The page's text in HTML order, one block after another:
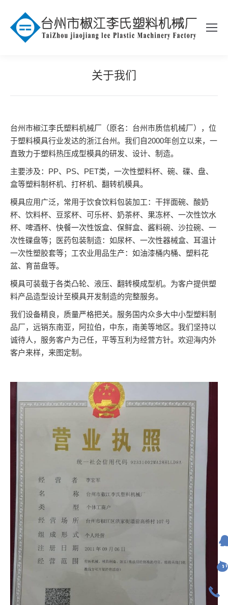
关于我们
台州市椒江李氏塑料机械厂（原名：台州市质信机械厂），位
于塑料模具行业发达的浙江台州。我们自2000年创立以来，一
直致力于塑料热压成型模具的研发、设计、制造。
主要涉及：PP、PS、PET类，一次性塑料杯、碗、碟、盘、
盒等塑料制杯机、打杯机、翻转机模具。
模具应用广泛，常用于饮食饮料包装加工：干拌面碗、酸奶
杯、饮料杯、豆浆杯、可乐杯、奶茶杯、果冻杯、一次性饮水
杯、啤酒杯、快餐一次性饭盒、保鲜盒、酱料碗、沙拉碗、一
次性碟盘等；医药包装制造：如尿杯、一次性器械盒、耳温计
一次性塑胶套等；工农业用品生产：如油漆桶内桶、塑料花
盆、育苗盘等。
模具可装载于各类凸轮、液压、翻转模成型机。为客户提供塑
料产品造型设计至模具开发制造的完整服务。
我们设备精良，质量严格把关。服务国内众多大中小型塑料制
品厂，远销东南亚，阿拉伯，中东，南美等地区。我们坚持以
诚待人，服务客户为己任，平等互利为经营方针。欢迎海内外
客户来样，来图定制。